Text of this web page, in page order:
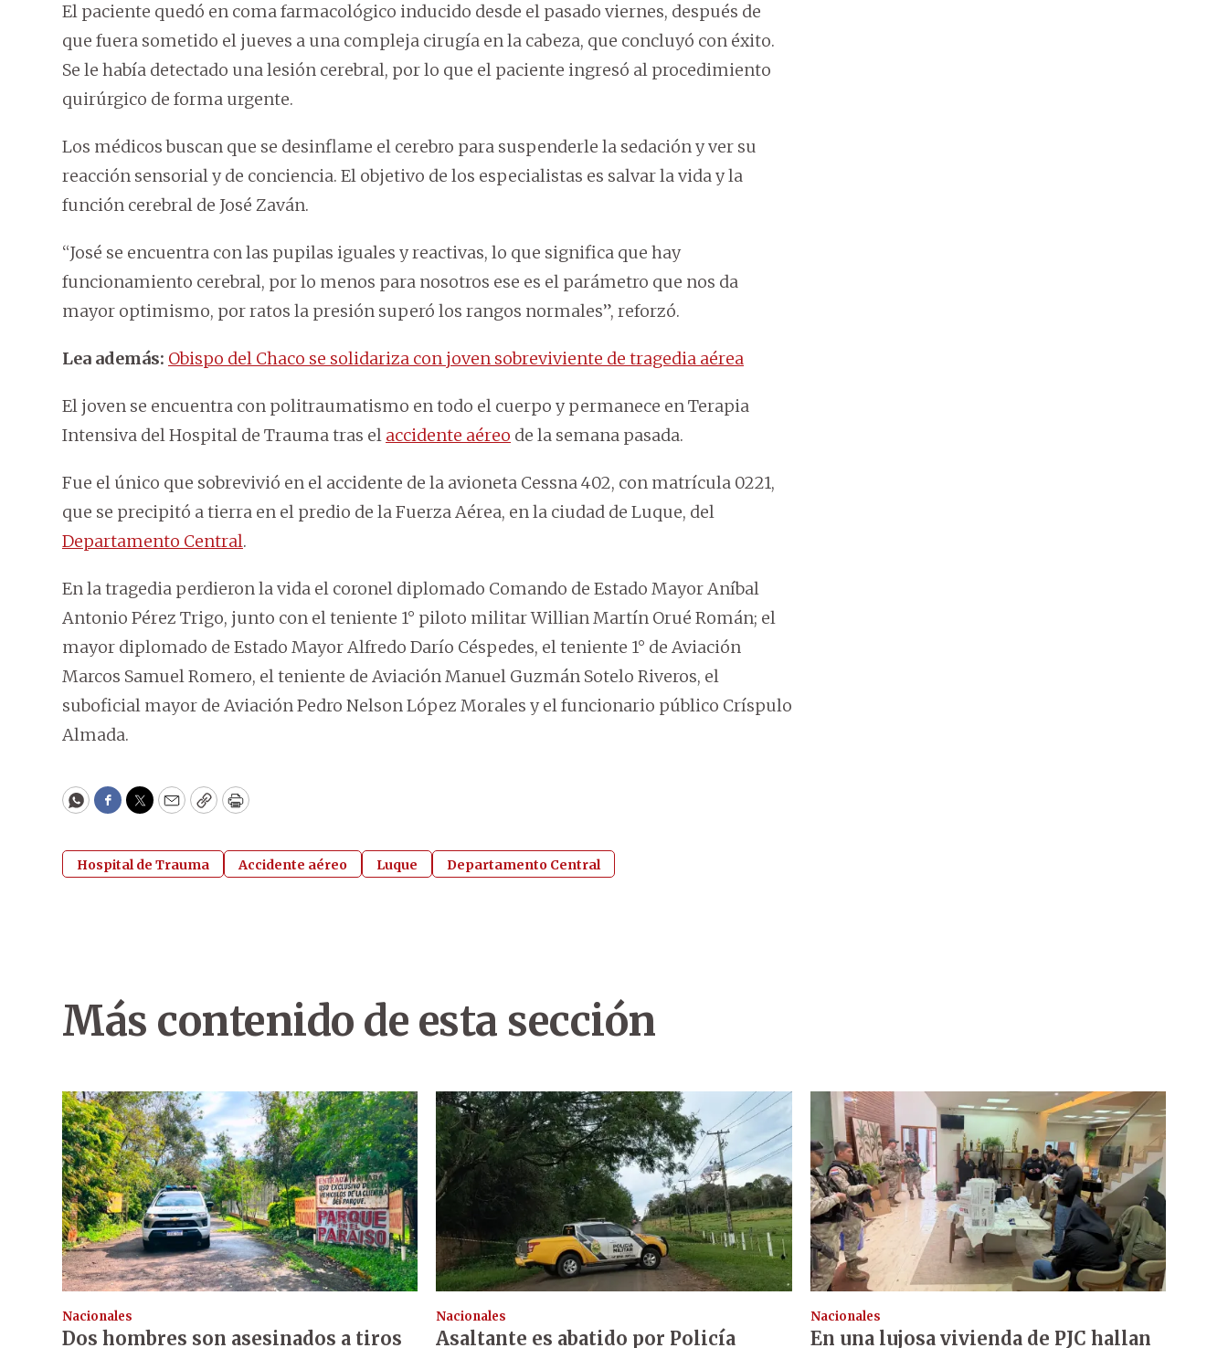
El paciente quedó en coma farmacológico inducido desde el pasado viernes, después de
que fuera sometido el jueves a una compleja cirugía en la cabeza, que concluyó con éxito.
Se le había detectado una lesión cerebral, por lo que el paciente ingresó al procedimiento
quirúrgico de forma urgente.
Los médicos buscan que se desinflame el cerebro para suspenderle la sedación y ver su
reacción sensorial y de conciencia. El objetivo de los especialistas es salvar la vida y la
función cerebral de José Zaván.
“José se encuentra con las pupilas iguales y reactivas, lo que significa que hay
funcionamiento cerebral, por lo menos para nosotros ese es el parámetro que nos da
mayor optimismo, por ratos la presión superó los rangos normales”, reforzó.
Lea además: Obispo del Chaco se solidariza con joven sobreviviente de tragedia aérea
El joven se encuentra con politraumatismo en todo el cuerpo y permanece en Terapia
Intensiva del Hospital de Trauma tras el accidente aéreo de la semana pasada.
Fue el único que sobrevivió en el accidente de la avioneta Cessna 402, con matrícula 0221,
que se precipitó a tierra en el predio de la Fuerza Aérea, en la ciudad de Luque, del
Departamento Central.
En la tragedia perdieron la vida el coronel diplomado Comando de Estado Mayor Aníbal
Antonio Pérez Trigo, junto con el teniente 1° piloto militar Willian Martín Orué Román; el
mayor diplomado de Estado Mayor Alfredo Darío Céspedes, el teniente 1° de Aviación
Marcos Samuel Romero, el teniente de Aviación Manuel Guzmán Sotelo Riveros, el
suboficial mayor de Aviación Pedro Nelson López Morales y el funcionario público Críspulo
Almada.
WhatsApp
Facebook
Twitter
EmailCopyPrint
Hospital de Trauma Accidente aéreo Luque Departamento Central
Más contenido de esta sección
Nacionales
Dos hombres son asesinados a tiros
Nacionales
Asaltante es abatido por Policía
Nacionales
En una lujosa vivienda de PJC hallan